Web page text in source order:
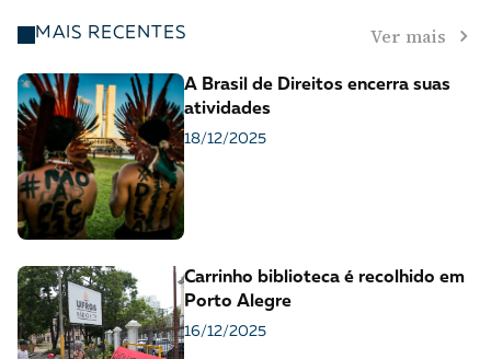
MAIS RECENTES Ver mais
A Brasil de Direitos encerra suas
atividades
18/12/2025
Carrinho biblioteca é recolhido em
Porto Alegre
16/12/2025